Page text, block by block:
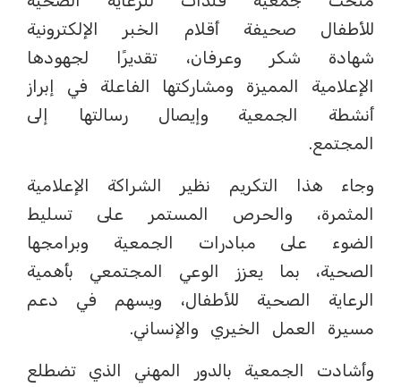
للأطفال صحيفة أقلام الخبر الإلكترونية
شهادة شكر وعرفان، تقديرًا لجهودها
الإعلامية المميزة ومشاركتها الفاعلة في إبراز
أنشطة الجمعية وإيصال رسالتها إلى
المجتمع.
وجاء هذا التكريم نظير الشراكة الإعلامية
المثمرة، والحرص المستمر على تسليط
الضوء على مبادرات الجمعية وبرامجها
الصحية، بما يعزز الوعي المجتمعي بأهمية
الرعاية الصحية للأطفال، ويسهم في دعم
مسيرة العمل الخيري والإنساني.
وأشادت الجمعية بالدور المهني الذي تضطلع